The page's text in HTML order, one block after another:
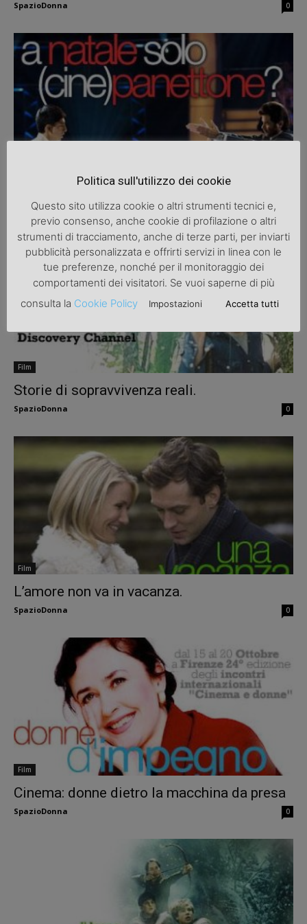
SpazioDonna 0
A natale solo (cine)panettone?
SpazioDonna
Film
Storie di sopravvivenza reali.
SpazioDonna 0
Film
L’amore non va in vacanza.
SpazioDonna 0
Film
Cinema: donne dietro la macchina da presa
SpazioDonna 0
Politica sull'utilizzo dei cookie
Questo sito utilizza cookie o altri strumenti tecnici e,
previo consenso, anche cookie di profilazione o altri
strumenti di tracciamento, anche di terze parti, per inviarti
pubblicità personalizzata e offrirti servizi in linea con le
tue preferenze, nonché per il monitoraggio dei
comportamenti dei visitatori. Se vuoi saperne di più
consulta la Cookie Policy Impostazioni Accetta tutti